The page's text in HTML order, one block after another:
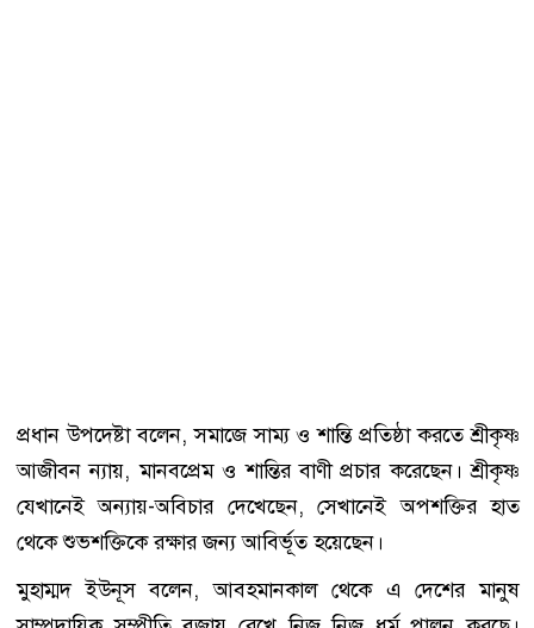
প্রধান উপদেষ্টা বলেন, সমাজে সাম্য ও শান্তি প্রতিষ্ঠা করতে শ্রীকৃষ্ণ
আজীবন ন্যায়, মানবপ্রেম ও শান্তির বাণী প্রচার করেছেন। শ্রীকৃষ্ণ
যেখানেই অন্যায়-অবিচার দেখেছেন, সেখানেই অপশক্তির হাত
থেকে শুভশক্তিকে রক্ষার জন্য আবির্ভূত হয়েছেন।
মুহাম্মদ ইউনূস বলেন, আবহমানকাল থেকে এ দেশের মানুষ